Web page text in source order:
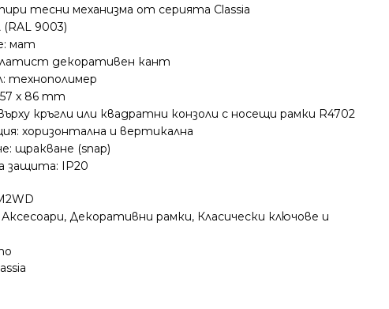
тесни механизма от серията Classia
9003)
мат
декоративен кант
технополимер
x 86 mm
кръгли или квадратни конзоли с носещи рамки R4702
хоризонтална и вертикална
щракване (snap)
защита: IP20
Аксесоари, Декоративни рамки, Класически ключове и